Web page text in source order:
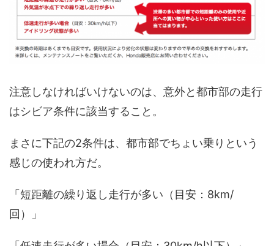
注意しなければいけないのは、意外と都市部の走行
はシビア条件に該当すること。
まさに下記の2条件は、都市部でちょい乗りという
感じの使われ方だ。
「短距離の繰り返し走行が多い（目安：8km/
回）」